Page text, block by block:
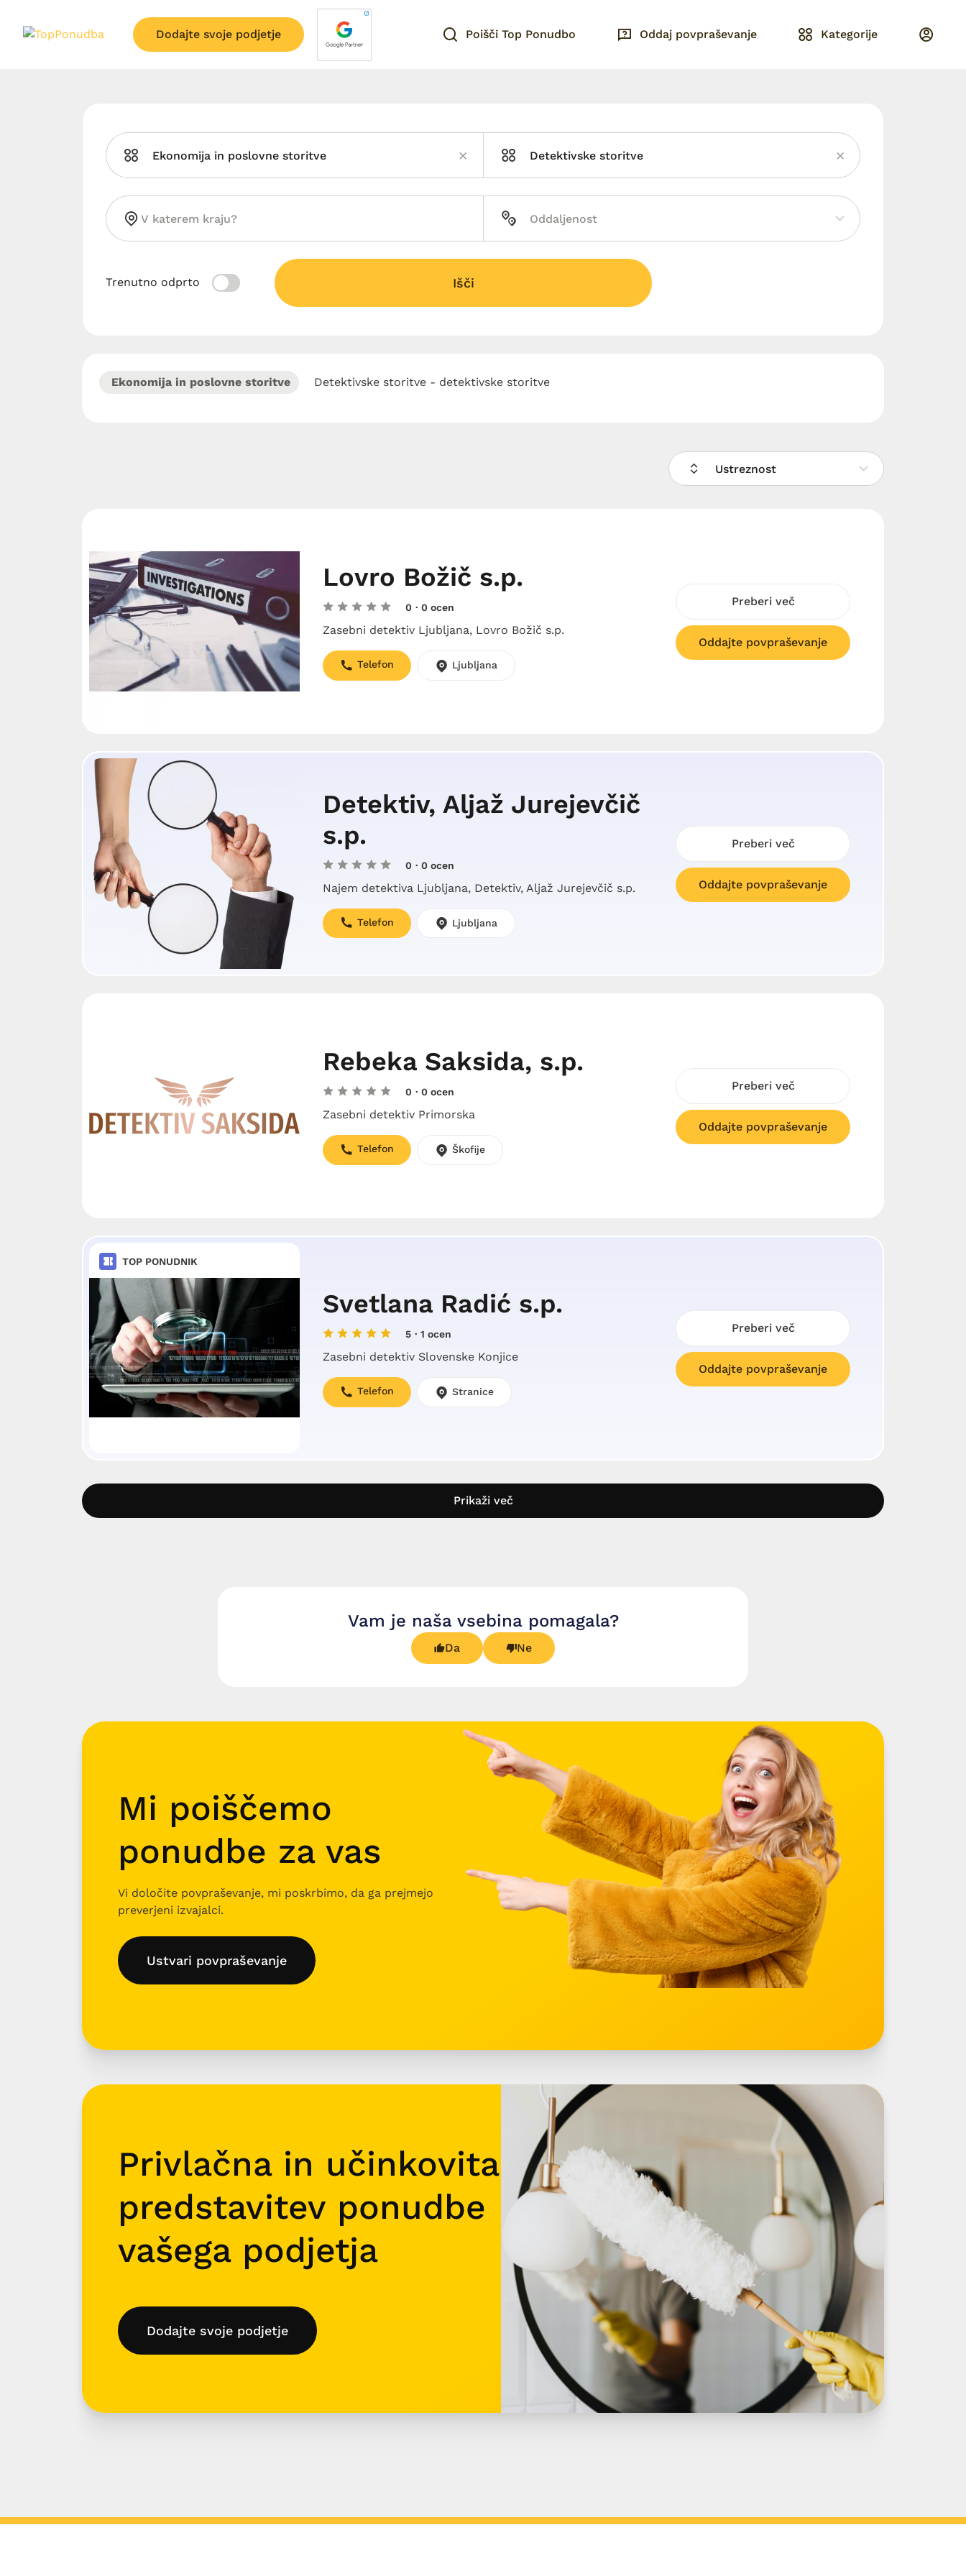
Dodajte svoje podjetje Poišči Top Ponudbo Oddaj povpraševanje Kategorije
Ekonomija in poslovne storitve Detektivske storitve
Trenutno odprto Išči
Ekonomija in poslovne storitve Detektivske storitve - detektivske storitve
Ustreznost
Lovro Božič s.p.
0 · 0 ocen
Zasebni detektiv Ljubljana, Lovro Božič s.p.
Telefon Ljubljana
Preberi več
Oddajte povpraševanje
Detektiv, Aljaž Jurejevčič
s.p.
0 · 0 ocen
Najem detektiva Ljubljana, Detektiv, Aljaž Jurejevčič s.p.
Telefon Ljubljana
Preberi več
Oddajte povpraševanje
Rebeka Saksida, s.p.
0 · 0 ocen
Zasebni detektiv Primorska
Telefon Škofije
Preberi več
Oddajte povpraševanje
TOP PONUDNIK
Svetlana Radić s.p.
5 · 1 ocen
Zasebni detektiv Slovenske Konjice
Telefon Stranice
Preberi več
Oddajte povpraševanje
Prikaži več
Vam je naša vsebina pomagala?
Da Ne
Mi poiščemo
ponudbe za vas
Vi določite povpraševanje, mi poskrbimo, da ga prejmejo
preverjeni izvajalci.
Ustvari povpraševanje
Privlačna in učinkovita
predstavitev ponudbe
vašega podjetja
Dodajte svoje podjetje